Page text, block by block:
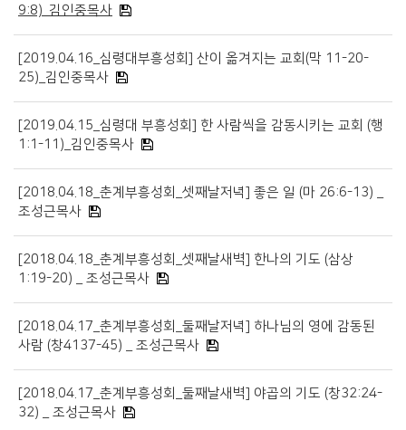
9:8)_김인중목사
[2019.04.16_심령대부흥성회] 산이 옮겨지는 교회(막 11-20-
25)_김인중목사
[2019.04.15_심령대 부흥성회] 한 사람씩을 감동시키는 교회 (행
1:1-11)_김인중목사
[2018.04.18_춘계부흥성회_셋째날저녁] 좋은 일 (마 26:6-13) _
조성근목사
[2018.04.18_춘계부흥성회_셋째날새벽] 한나의 기도 (삼상
1:19-20) _ 조성근목사
[2018.04.17_춘계부흥성회_둘째날저녁] 하나님의 영에 감동된
사람 (창4137-45) _ 조성근목사
[2018.04.17_춘계부흥성회_둘째날새벽] 야곱의 기도 (창32:24-
32) _ 조성근목사